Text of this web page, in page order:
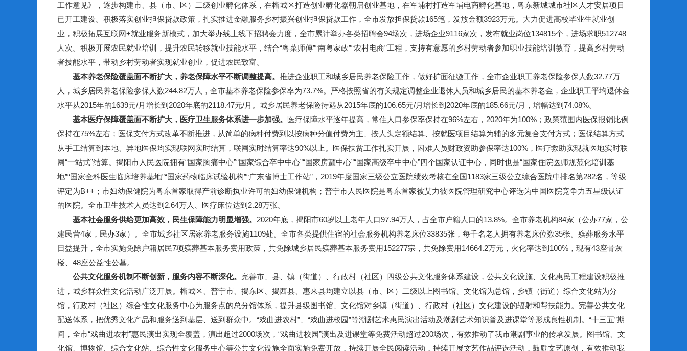
工作意见》，逐步构建市、县（市、区）二级创业孵化体系，在榕城区打造创业孵化器朝启创业基地，在军埔村打造军埔电商孵化基地，粤东新城城市社区人才安居项目
已开工建设。积极落实创业担保贷款政策，扎实推进金融服务乡村振兴创业担保贷款工作，全市发放担保贷款165笔，发放金额3923万元。大力促进高校毕业生就业创
业，积极拓展互联网+就业服务新模式，加大举办线上线下招聘会力度，全市累计举办各类招聘会94场次，进场企业9116家次，发布就业岗位134815个，进场求职512748
人次。积极开展农民就业培训，提升农民转移就业技能水平，结合“粤菜师傅”“南粤家政”“农村电商”工程，支持有意愿的乡村劳动者参加职业技能培训教育，提高乡村劳动
者技能水平，带动乡村劳动者实现就业创业，促进农民致富。
基本养老保险覆盖面不断扩大，养老保障水平不断调整提高。 推进企业职工和城乡居民养老保险工作，做好扩面征缴工作，全市企业职工养老保险参保人数32.77万
人，城乡居民养老保险参保人数244.82万人，全市基本养老保险参保率为73.7%。严格按照省的有关规定调整企业退休人员和城乡居民的基本养老金，企业职工平均退休金
水平从2015年的1639元/月增长到2020年底的2118.47元/月。城乡居民养老保险待遇从2015年底的106.65元/月增长到2020年底的185.66元/月，增幅达到74.08%。
基本医疗保障覆盖面不断扩大，医疗卫生服务体系进一步加强。 医疗保障水平逐年提高，常住人口参保率保持在96%左右，2020年为100%；政策范围内医保报销比例
保持在75%左右；医保支付方式改革不断推进，从简单的病种付费到以按病种分值付费为主、按人头定额结算、按就医项目结算为辅的多元复合支付方式；医保结算方式
从手工结算到本地、异地医保均实现联网实时结算，联网实时结算率达90%以上。医保扶贫工作扎实开展，困难人员财政资助参保率达100%，医疗救助实现就医地实时联
网“一站式”结算。揭阳市人民医院拥有“国家胸痛中心”“国家综合卒中中心”“国家房颤中心”“国家高级卒中中心”四个国家认证中心，同时也是“国家住院医师规范化培训基
地”“国家全科医生临床培养基地”“国家药物临床试验机构”“广东省博士工作站”，2019年度国家三级公立医院绩效考核在全国1183家三级公立综合医院中排名第282名，等级
评定为B++；市妇幼保健院为粤东首家取得产前诊断执业许可的妇幼保健机构；普宁市人民医院是粤东首家被艾力彼医院管理研究中心评选为中国医院竞争力五星级认证
的医院。全市卫生技术人员达到2.64万人、医疗床位达到2.28万张。
基本社会服务供给更加高效，民生保障能力明显增强。 2020年底，揭阳市60岁以上老年人口97.94万人，占全市户籍人口的13.8%。全市养老机构84家（公办77家，公
建民营4家，民办3家）。全市城乡社区居家养老服务设施1109处。全市各类提供住宿的社会服务机构养老床位33835张，每千名老人拥有养老床位数35张。殡葬服务水平
日益提升，全市实施免除户籍居民7项殡葬基本服务费用政策，共免除城乡居民殡葬基本服务费用152277宗，共免除费用14664.2万元，火化率达到100%，现有43座骨灰
楼、48座公益性公墓。
公共文化服务机制不断创新，服务内容不断深化。 完善市、县、镇（街道）、行政村（社区）四级公共文化服务体系建设，公共文化设施、文化惠民工程建设积极推
进，城乡群众性文化活动广泛开展。榕城区、普宁市、揭东区、揭西县、惠来县均建立以县（市、区）二级以上图书馆、文化馆为总馆，乡镇（街道）综合文化站为分
馆，行政村（社区）综合性文化服务中心为服务点的总分馆体系，提升县级图书馆、文化馆对乡镇（街道）、行政村（社区）文化建设的辐射和帮扶能力。完善公共文化
配送体系，把优秀文化产品和服务送到基层、送到群众中。“戏曲进农村”、“戏曲进校园”等潮剧艺术惠民演出活动及潮剧艺术知识普及进课堂等形成良性机制。“十三五”期
间，全市“戏曲进农村”惠民演出实现全覆盖，演出超过2000场次，“戏曲进校园”演出及进课堂等免费活动超过200场次，有效推动了我市潮剧事业的传承发展。图书馆、文
化馆、博物馆、综合文化站、综合性文化服务中心等公共文化设施全面实施免费开放，持续开展全民阅读活动，持续开展文艺作品评选活动，鼓励文艺原创，有效推动我